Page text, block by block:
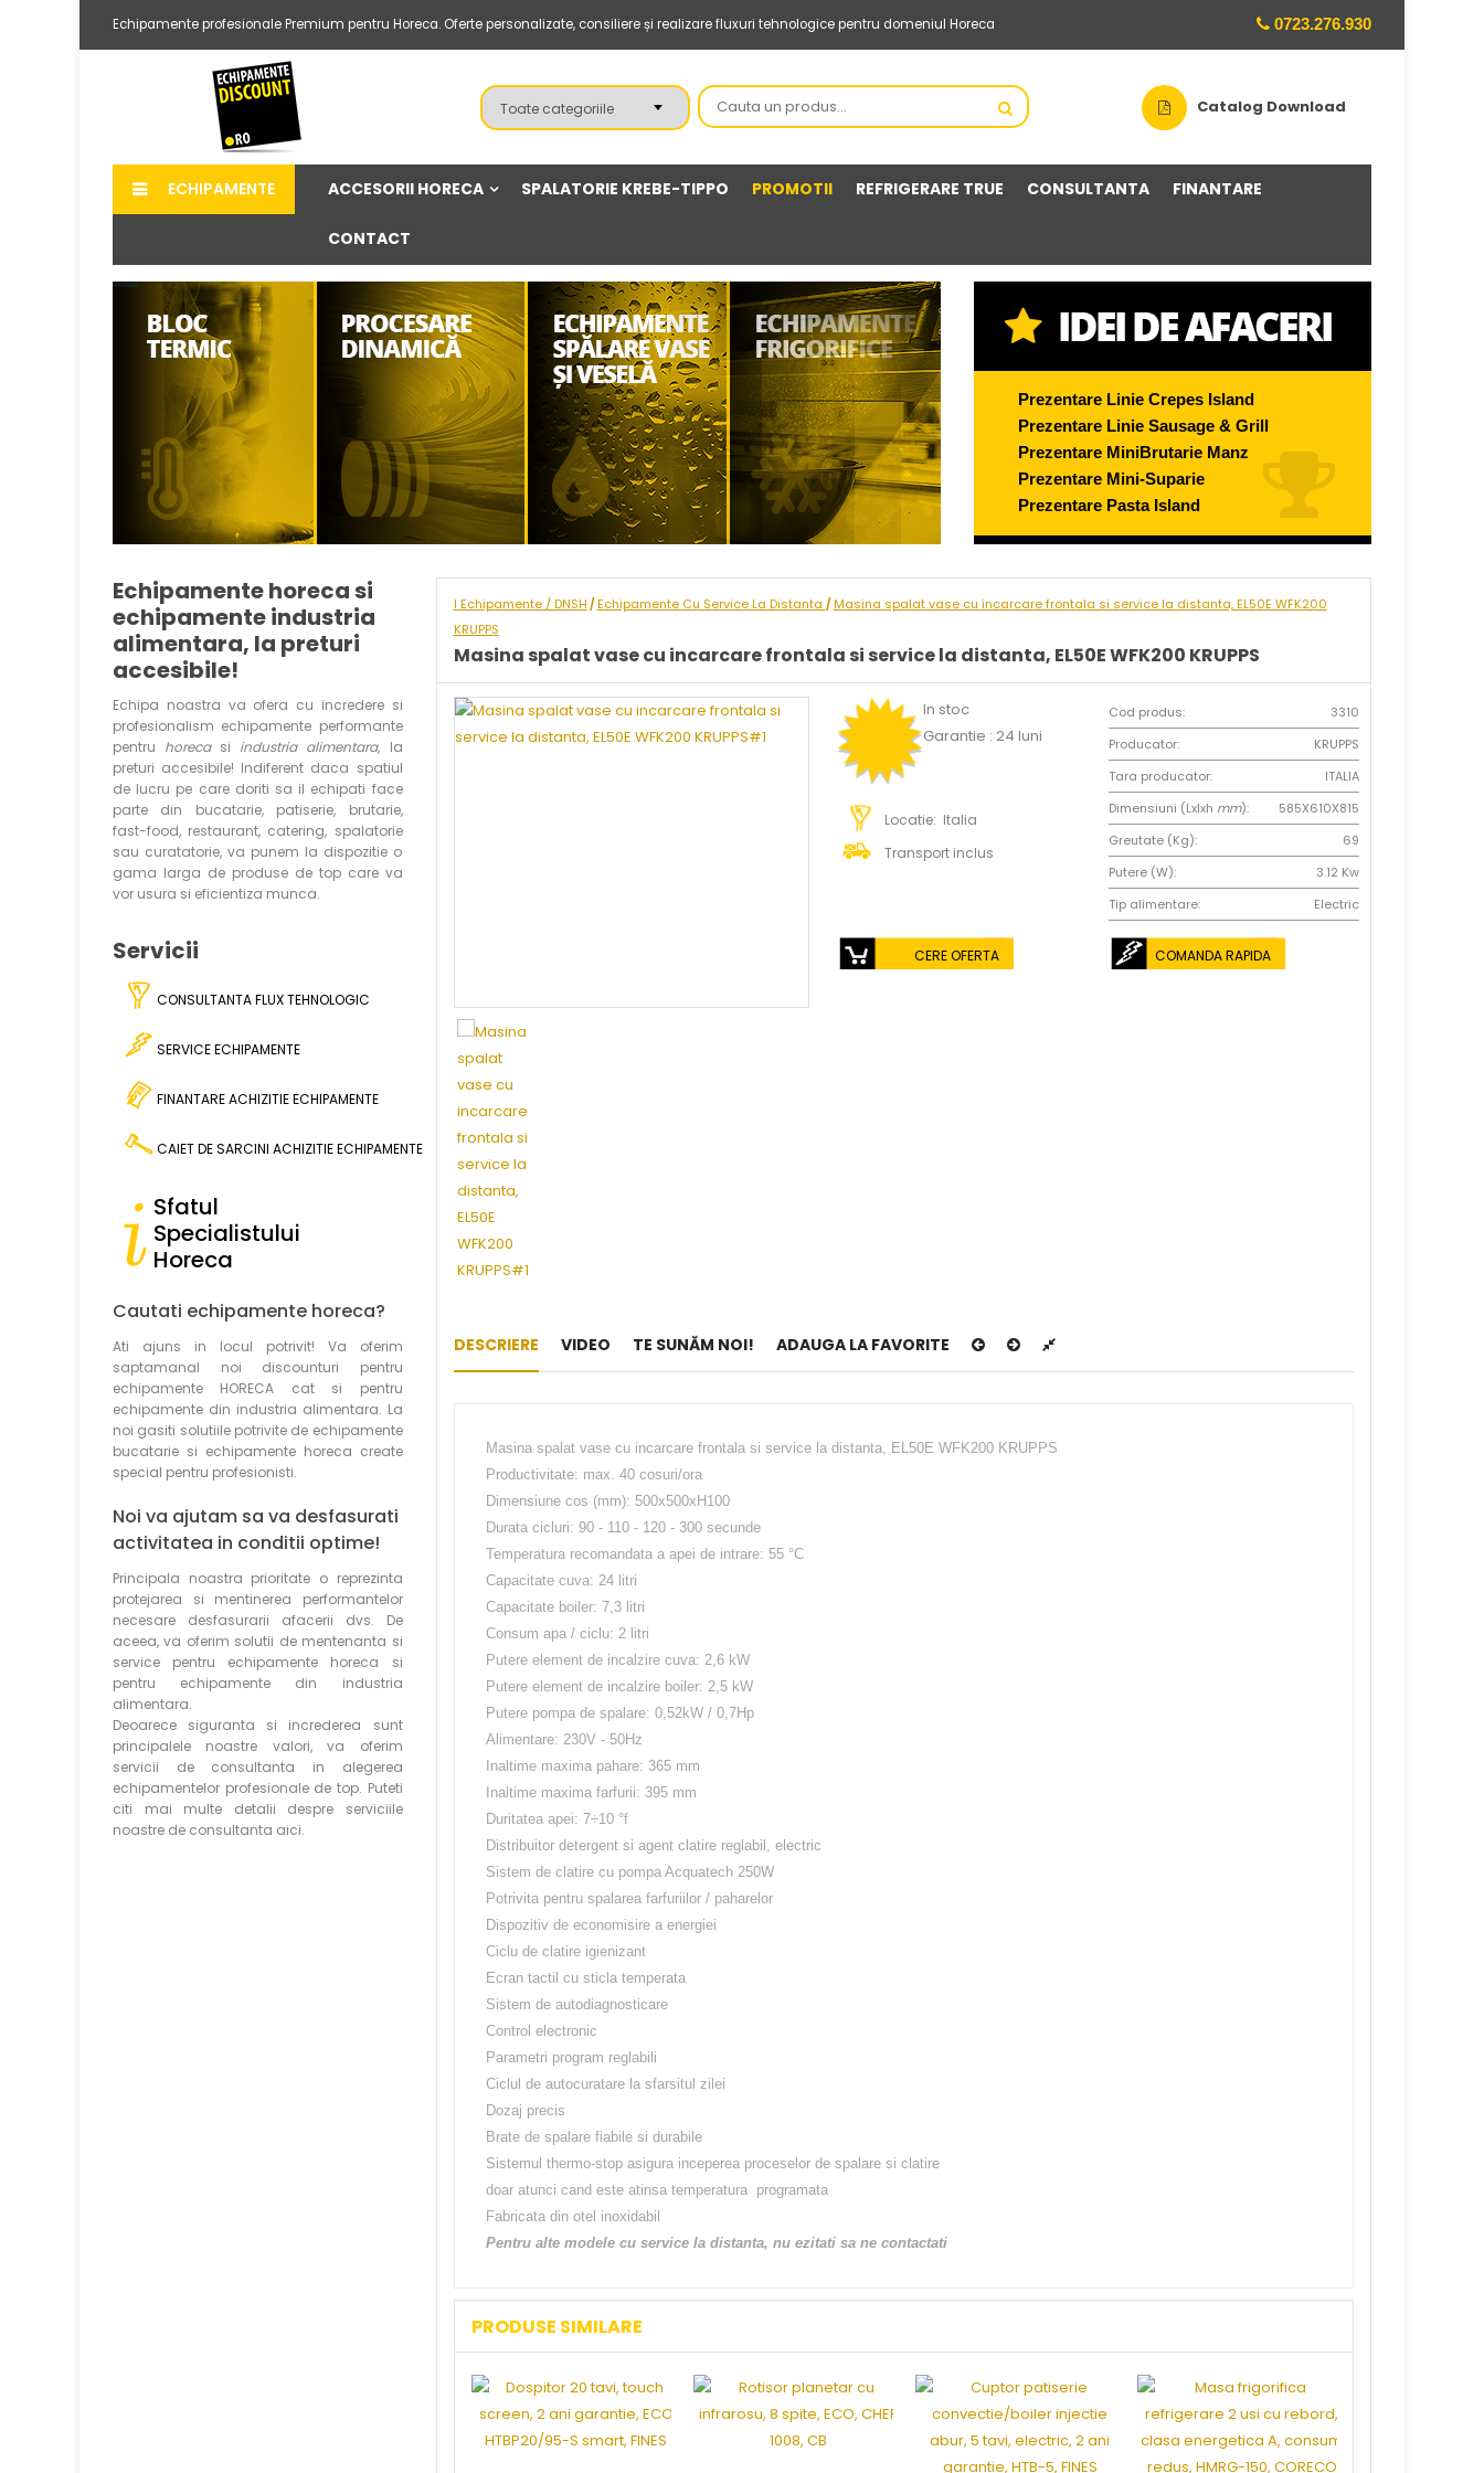
Echipamente profesionale Premium pentru Horeca. Oferte personalizate, consiliere și realizare fluxuri tehnologice pentru domeniul Horeca 0723.276.930
Catalog Download
ECHIPAMENTE ACCESORII HORECA SPALATORIE KREBE-TIPPO PROMOTII REFRIGERARE TRUE CONSULTANTA FINANTARE
CONTACT
Prezentare Linie Crepes Island
Prezentare Linie Sausage & Grill
Prezentare MiniBrutarie Manz
Prezentare Mini-Suparie
Prezentare Pasta Island
Echipamente horeca si
echipamente industria
alimentara, la preturi
accesibile!
Echipa noastra va ofera cu incredere si
profesionalism echipamente performante
pentru horecasi industria alimentara, la
preturi accesibile! Indiferent daca spatiul
de lucru pe care doriti sa il echipati face
parte din bucatarie, patiserie, brutarie,
fast-food, restaurant, catering, spalatorie
sau curatatorie, va punem la dispozitie o
gama larga de produse de top care va
vor usura si eficientiza munca.
Servicii
CONSULTANTA FLUX TEHNOLOGIC
SERVICE ECHIPAMENTE
FINANTARE ACHIZITIE ECHIPAMENTE
CAIET DE SARCINI ACHIZITIEECHIPAMENTE
Sfatul
Specialistului
Horeca
Cautati echipamente horeca?
Ati ajuns in locul potrivit! Va oferim
saptamanal noi discounturi pentru
echipamente HORECA cat si pentru
echipamente din industria alimentara. La
noi gasiti solutiile potrivite de echipamente
bucatarie si echipamente horeca create
special pentru profesionisti.
Noi va ajutam sa va desfasurati
activitatea in conditii optime!
Principala noastra prioritate o reprezinta
protejarea si mentinerea performantelor
necesare desfasurarii afacerii dvs. De
aceea, va oferim solutii de mentenanta si
service pentru echipamente horeca si
pentru echipamente din industria
alimentara.
Deoarece siguranta si increderea sunt
principalele noastre valori, va oferim
servicii de consultanta in alegerea
echipamentelor profesionale de top. Puteti
citi mai multe detalii despre serviciile
noastre de consultanta aici.
I Echipamente / DNSH /Echipamente Cu Service La Distanta /Masina spalat vase cu incarcare frontala si service la distanta, EL50E WFK200
KRUPPS
Masina spalat vase cu incarcare frontala si service la distanta, EL50E WFK200 KRUPPS
In stoc
Garantie : 24 luni
Locatie: Italia
Transport inclus
Cod produs:
3310
Producator:
KRUPPS
Tara producator:
ITALIA
Dimensiuni (Lxlxh mm):
585X610X815
Greutate (Kg):
69
Putere (W):
3.12 Kw
Tip alimentare:
Electric
CERE OFERTA COMANDA RAPIDA
DESCRIERE VIDEO TE SUNĂM NOI! ADAUGA LA FAVORITE
Masina spalat vase cu incarcare frontala si service la distanta, EL50E WFK200 KRUPPS
Productivitate: max. 40 cosuri/ora
Dimensiune cos (mm): 500x500xH100
Durata cicluri: 90 - 110 - 120 - 300 secunde
Temperatura recomandata a apei de intrare: 55 °C
Capacitate cuva: 24 litri
Capacitate boiler: 7,3 litri
Consum apa / ciclu: 2 litri
Putere element de incalzire cuva: 2,6 kW
Putere element de incalzire boiler: 2,5 kW
Putere pompa de spalare: 0,52kW / 0,7Hp
Alimentare: 230V - 50Hz
Inaltime maxima pahare: 365 mm
Inaltime maxima farfurii: 395 mm
Duritatea apei: 7÷10 °f
Distribuitor detergent si agent clatire reglabil, electric
Sistem de clatire cu pompa Acquatech 250W
Potrivita pentru spalarea farfuriilor / paharelor
Dispozitiv de economisire a energiei
Ciclu de clatire igienizant
Ecran tactil cu sticla temperata
Sistem de autodiagnosticare
Control electronic
Parametri program reglabili
Ciclul de autocuratare la sfarsitul zilei
Dozaj precis
Brate de spalare fiabile si durabile
Sistemul thermo-stop asigura inceperea proceselor de spalare si clatire
doar atunci cand este atinsa temperatura programata
Fabricata din otel inoxidabil
Pentru alte modele cu service la distanta, nu ezitati sa ne contactati
PRODUSE SIMILARE